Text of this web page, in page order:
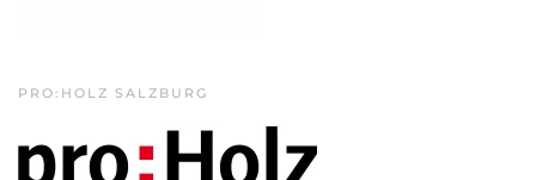
PRO:HOLZ SALZBURG